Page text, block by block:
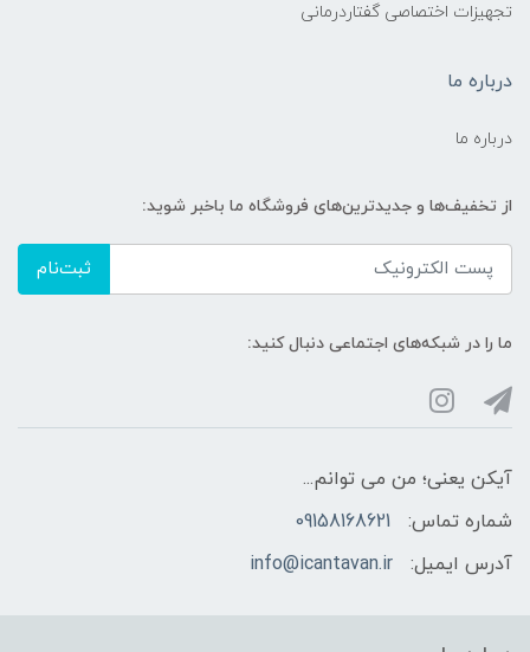
تجهیزات اختصاصی گفتاردرمانی
درباره ما
درباره ما
از تخفیف‌ها و جدیدترین‌های فروشگاه ما باخبر شوید:
ثبت‌نام
ما را در شبکه‌های اجتماعی دنبال کنید:
آیکن یعنی؛ من می توانم...
شماره تماس:
09158168621
آدرس ایمیل:
info@icantavan.ir